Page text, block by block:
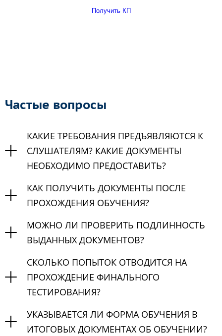
Получить КП
Частые вопросы
КАКИЕ ТРЕБОВАНИЯ ПРЕДЪЯВЛЯЮТСЯ К
СЛУШАТЕЛЯМ? КАКИЕ ДОКУМЕНТЫ
НЕОБХОДИМО ПРЕДОСТАВИТЬ?
КАК ПОЛУЧИТЬ ДОКУМЕНТЫ ПОСЛЕ
ПРОХОЖДЕНИЯ ОБУЧЕНИЯ?
МОЖНО ЛИ ПРОВЕРИТЬ ПОДЛИННОСТЬ
ВЫДАННЫХ ДОКУМЕНТОВ?
СКОЛЬКО ПОПЫТОК ОТВОДИТСЯ НА
ПРОХОЖДЕНИЕ ФИНАЛЬНОГО
ТЕСТИРОВАНИЯ?
УКАЗЫВАЕТСЯ ЛИ ФОРМА ОБУЧЕНИЯ В
ИТОГОВЫХ ДОКУМЕНТАХ ОБ ОБУЧЕНИИ?